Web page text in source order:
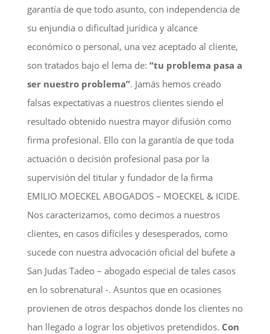
garantía de que todo asunto, con independencia de
su enjundia o dificultad jurídica y alcance
económico o personal, una vez aceptado al cliente,
son tratados bajo el lema de: “tu problema pasa a
ser nuestro problema”. Jamás hemos creado
falsas expectativas a nuestros clientes siendo el
resultado obtenido nuestra mayor difusión como
firma profesional. Ello con la garantía de que toda
actuación o decisión profesional pasa por la
supervisión del titular y fundador de la firma
EMILIO MOECKEL ABOGADOS – MOECKEL & ICIDE.
Nos caracterizamos, como decimos a nuestros
clientes, en casos difíciles y desesperados, como
sucede con nuestra advocación oficial del bufete a
San Judas Tadeo – abogado especial de tales casos
en lo sobrenatural -. Asuntos que en ocasiones
provienen de otros despachos donde los clientes no
han llegado a lograr los objetivos pretendidos. Con